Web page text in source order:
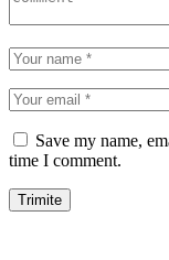
Save my name,
time I comment.